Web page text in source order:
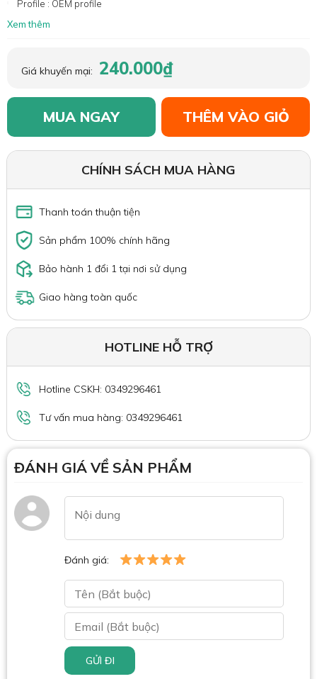
Profile : OEM profile
Xem thêm
Giá khuyến mại: 240.000₫
MUA NGAY THÊM VÀO GIỎ
CHÍNH SÁCH MUA HÀNG
Thanh toán thuận tiện
Sản phẩm 100% chính hãng
Bảo hành 1 đổi 1 tại nơi sử dụng
Giao hàng toàn quốc
HOTLINE HỖ TRỢ
Hotline CSKH: 0349296461
Tư vấn mua hàng: 0349296461
ĐÁNH GIÁ VỀ SẢN PHẨM
Đánh giá:
GỬI ĐI